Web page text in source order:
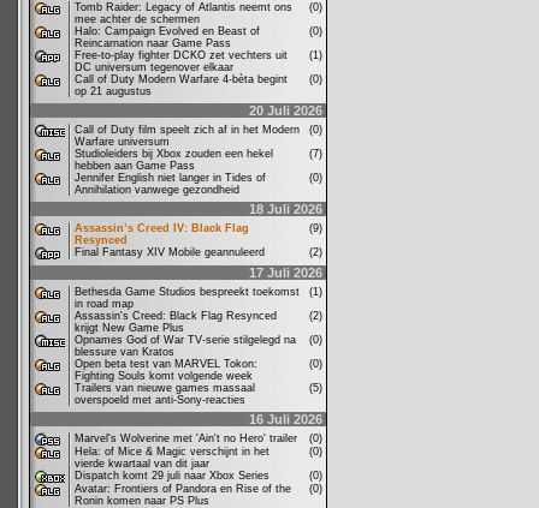
Tomb Raider: Legacy of Atlantis neemt ons
mee achter de schermen
(0)
Halo: Campaign Evolved en Beast of
Reincarnation naar Game Pass
(0)
Free-to-play fighter DCKO zet vechters uit
DC universum tegenover elkaar
(1)
Call of Duty Modern Warfare 4-bèta begint
op 21 augustus
(0)
20 Juli 2026
Call of Duty film speelt zich af in het Modern
Warfare universum
(0)
Studioleiders bij Xbox zouden een hekel
hebben aan Game Pass
(7)
Jennifer English niet langer in Tides of
Annihilation vanwege gezondheid
(0)
18 Juli 2026
Assassin’s Creed IV: Black Flag
Resynced
(9)
Final Fantasy XIV Mobile geannuleerd
(2)
17 Juli 2026
Bethesda Game Studios bespreekt toekomst
in road map
(1)
Assassin's Creed: Black Flag Resynced
krijgt New Game Plus
(2)
Opnames God of War TV-serie stilgelegd na
blessure van Kratos
(0)
Open beta test van MARVEL Tokon:
Fighting Souls komt volgende week
(0)
Trailers van nieuwe games massaal
overspoeld met anti-Sony-reacties
(5)
16 Juli 2026
Marvel's Wolverine met 'Ain't no Hero' trailer
(0)
Hela: of Mice & Magic verschijnt in het
vierde kwartaal van dit jaar
(0)
Dispatch komt 29 juli naar Xbox Series
(0)
Avatar: Frontiers of Pandora en Rise of the
Ronin komen naar PS Plus
(0)